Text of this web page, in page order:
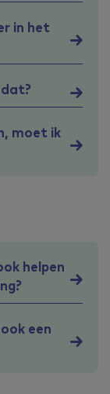
in het
moet ik
helpen
een